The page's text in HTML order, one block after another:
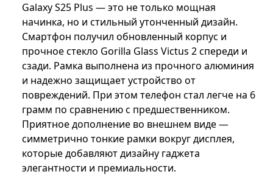
Galaxy S25 Plus — это не только мощная
начинка, но и стильный утонченный дизайн.
Смартфон получил обновленный корпус и
прочное стекло Gorilla Glass Victus 2 спереди и
сзади. Рамка выполнена из прочного алюминия
и надежно защищает устройство от
повреждений. При этом телефон стал легче на 6
грамм по сравнению с предшественником.
Приятное дополнение во внешнем виде —
симметрично тонкие рамки вокруг дисплея,
которые добавляют дизайну гаджета
элегантности и премиальности.